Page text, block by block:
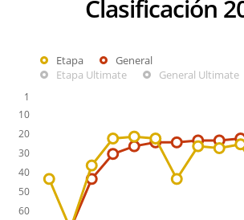
Clasificación
Etapa
General
Etapa Ultimate
General Ultimate